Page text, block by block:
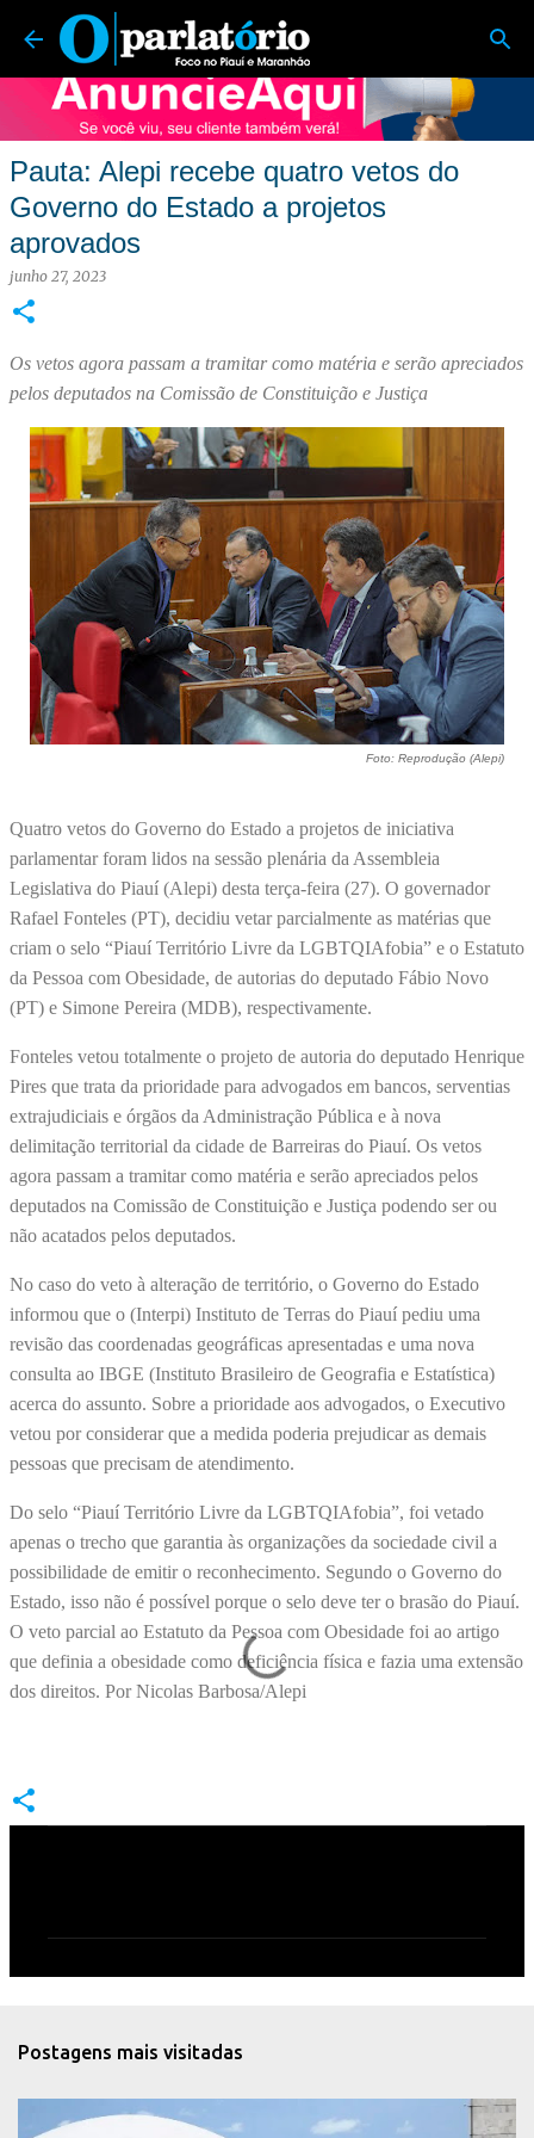
Pular para o conteúdo principal
O Parlatório | Foco no Piauí e Maranhão
Pauta: Alepi recebe quatro vetos do
Governo do Estado a projetos
aprovados
junho 27, 2023
Os vetos agora passam a tramitar como matéria e serão apreciados
pelos deputados na Comissão de Constituição e Justiça
Foto: Reprodução (Alepi)
Quatro vetos do Governo do Estado a projetos de iniciativa
parlamentar foram lidos na sessão plenária da Assembleia
Legislativa do Piauí (Alepi) desta terça-feira (27). O governador
Rafael Fonteles (PT), decidiu vetar parcialmente as matérias que
criam o selo “Piauí Território Livre da LGBTQIAfobia” e o Estatuto
da Pessoa com Obesidade, de autorias do deputado Fábio Novo
(PT) e Simone Pereira (MDB), respectivamente.
Fonteles vetou totalmente o projeto de autoria do deputado Henrique
Pires que trata da prioridade para advogados em bancos, serventias
extrajudiciais e órgãos da Administração Pública e à nova
delimitação territorial da cidade de Barreiras do Piauí. Os vetos
agora passam a tramitar como matéria e serão apreciados pelos
deputados na Comissão de Constituição e Justiça podendo ser ou
não acatados pelos deputados.
No caso do veto à alteração de território, o Governo do Estado
informou que o (Interpi) Instituto de Terras do Piauí pediu uma
revisão das coordenadas geográficas apresentadas e uma nova
consulta ao IBGE (Instituto Brasileiro de Geografia e Estatística)
acerca do assunto. Sobre a prioridade aos advogados, o Executivo
vetou por considerar que a medida poderia prejudicar as demais
pessoas que precisam de atendimento.
Do selo “Piauí Território Livre da LGBTQIAfobia”, foi vetado
apenas o trecho que garantia às organizações da sociedade civil a
possibilidade de emitir o reconhecimento. Segundo o Governo do
Estado, isso não é possível porque o selo deve ter o brasão do Piauí.
O veto parcial ao Estatuto da Pessoa com Obesidade foi ao artigo
que definia a obesidade como deficiência física e fazia uma extensão
dos direitos. Por Nicolas Barbosa/Alepi
á
r
i
Postagens mais visitadas